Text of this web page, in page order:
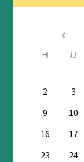
日 月
2
3
9
10
16
17
23
24